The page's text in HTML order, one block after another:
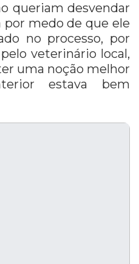
queriam desvendar
por medo de que ele
no processo, por
veterinário local,
uma noção melhor
estava bem